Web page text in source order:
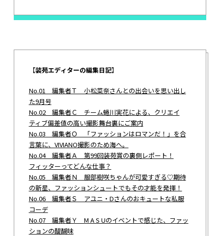
【装苑エディターの編集日記】
No.01 編集者Ｔ 小松菜奈さんとの出会いを思い出し
た9月号
No.02 編集者Ｃ チーム蜷川実花による、クリエイ
ティブ偏差値の高い撮影舞台裏にご案内
No.03 編集者Ｏ 「ファッションはロマンだ！」を合
言葉に、VIVIANO撮影のため海へ。
No.04 編集者Ａ 第99回装苑賞の裏側レポート！
フィッターってどんな仕事？
No.05 編集者Ｎ 服部樹咲ちゃんが可愛すぎる♡期待
の新星、ファッションシュートでもその才能を発揮！
No.06 編集者Ｓ アユニ・Dさんのおキュートな私服
コーデ
No.07 編集者Ｙ M A S Uのイベントで感じた、ファッ
ションの醍醐味